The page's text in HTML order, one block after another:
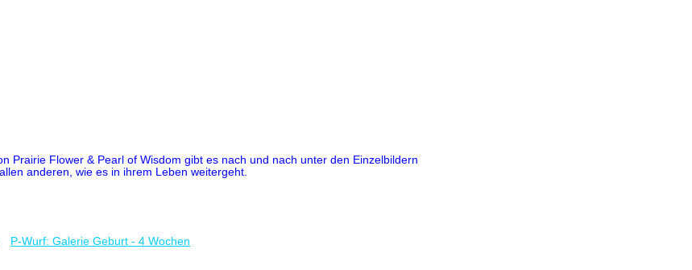
Prairie Flower & Pearl of Wisdom gibt es nach und nach unter den Einzelbildern
anderen, wie es in ihrem Leben weitergeht.
P-Wurf: Galerie Geburt - 4 Wochen